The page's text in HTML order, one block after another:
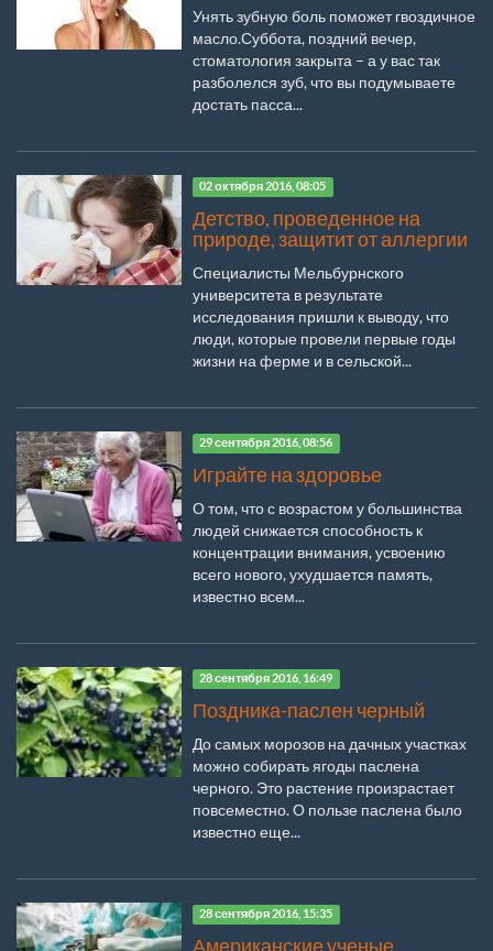
Унять зубную боль поможет гвоздичное
масло.Суббота, поздний вечер,
стоматология закрыта – а у вас так
разболелся зуб, что вы подумываете
достать пасса...
02 октября 2016, 08:05
Детство, проведенное на
природе, защитит от аллергии
Специалисты Мельбурнского
университета в результате
исследования пришли к выводу, что
люди, которые провели первые годы
жизни на ферме и в сельской...
29 сентября 2016, 08:56
Играйте на здоровье
О том, что с возрастом у большинства
людей снижается способность к
концентрации внимания, усвоению
всего нового, ухудшается память,
известно всем...
28 сентября 2016, 16:49
Поздника-паслен черный
До самых морозов на дачных участках
можно собирать ягоды паслена
черного. Это растение произрастает
повсеместно. О пользе паслена было
известно еще...
28 сентября 2016, 15:35
Американские ученые